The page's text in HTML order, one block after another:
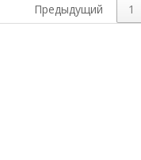
Предыдущий 1